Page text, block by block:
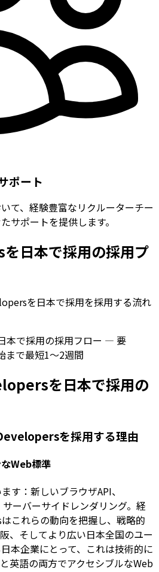
ポート
て、経験豊富なリクルーターチー
サポートを提供します。
日本で採用の採用プ
を日本で採用を採用する流れ
本で採用の採用フロー — 要
まで最短1〜2週間
を日本で採用の
を採用する理由
Web標準
す：新しいブラウザAPI、
ーバーサイドレンダリング。経
これらの動向を把握し、戦略的
、そしてより広い日本全国のユー
本企業にとって、これは技術的に
英語の両方でアクセシブルなWeb